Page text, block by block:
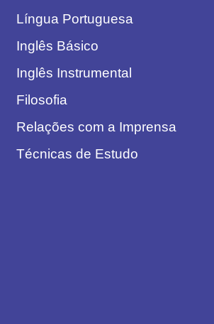
Língua Portuguesa
Inglês Básico
Inglês Instrumental
Filosofia
Relações com a Imprensa
Técnicas de Estudo